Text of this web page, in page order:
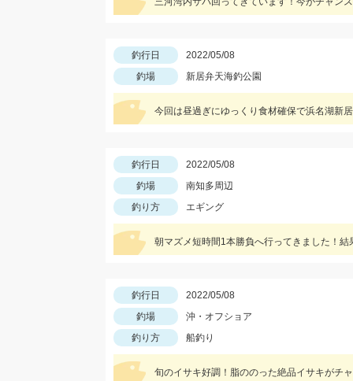
釣行日
2022/05/08
釣場
新居弁天海釣公園
今回は昼過ぎにゆっくり食材確保で浜名湖新
釣行日
2022/05/08
釣場
南知多周辺
釣り方
エギング
朝マズメ短時間1本勝負へ行ってきました！結
釣行日
2022/05/08
釣場
沖・オフショア
釣り方
船釣り
旬のイサキ好調！脂ののった絶品イサキがチ